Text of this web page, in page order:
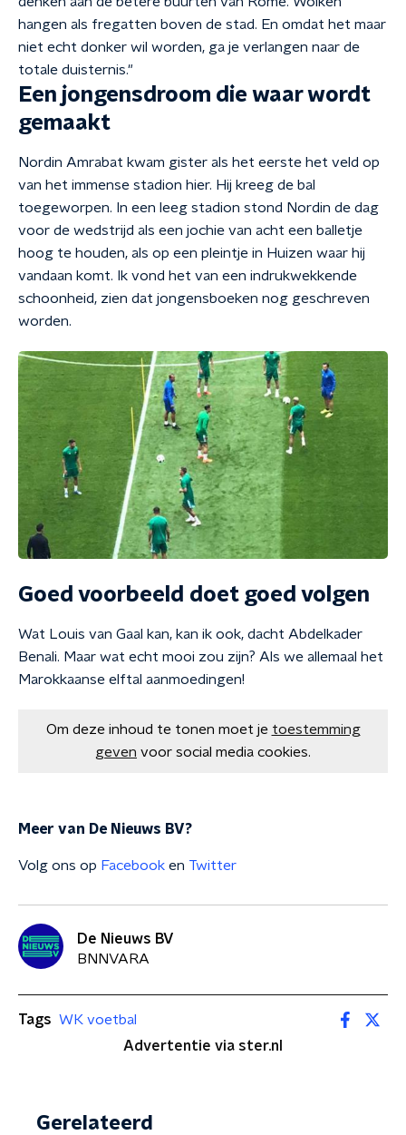
hangen als fregatten boven de stad. En omdat het maar
niet echt donker wil worden, ga je verlangen naar de
totale duisternis."
Een jongensdroom die waar wordt
gemaakt
Nordin Amrabat kwam gister als het eerste het veld op
van het immense stadion hier. Hij kreeg de bal
toegeworpen. In een leeg stadion stond Nordin de dag
voor de wedstrijd als een jochie van acht een balletje
hoog te houden, als op een pleintje in Huizen waar hij
vandaan komt. Ik vond het van een indrukwekkende
schoonheid, zien dat jongensboeken nog geschreven
worden.
Goed voorbeeld doet goed volgen
Wat Louis van Gaal kan, kan ik ook, dacht Abdelkader
Benali. Maar wat echt mooi zou zijn? Als we allemaal het
Marokkaanse elftal aanmoedingen!
Om deze inhoud te tonen moet je toestemming
geven voor social media cookies.
Meer van De Nieuws BV?
Volg ons op Facebook en Twitter
De Nieuws BV
BNNVARA
Tags WK voetbal
Advertentie via ster.nl
Gerelateerd